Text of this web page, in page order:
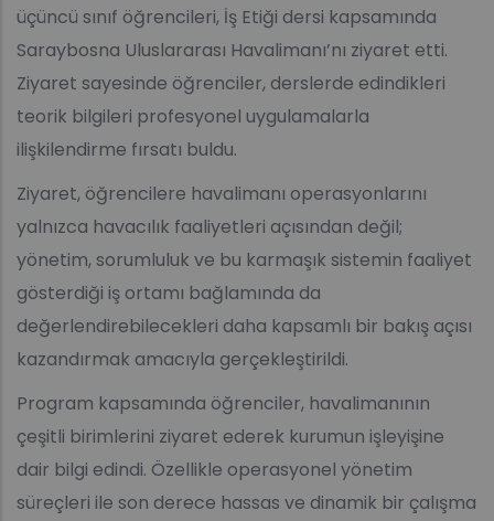
üçüncü sınıf öğrencileri, İş Etiği dersi kapsamında
Saraybosna Uluslararası Havalimanı’nı ziyaret etti.
Ziyaret sayesinde öğrenciler, derslerde edindikleri
teorik bilgileri profesyonel uygulamalarla
ilişkilendirme fırsatı buldu.
Ziyaret, öğrencilere havalimanı operasyonlarını
yalnızca havacılık faaliyetleri açısından değil;
yönetim, sorumluluk ve bu karmaşık sistemin faaliyet
gösterdiği iş ortamı bağlamında da
değerlendirebilecekleri daha kapsamlı bir bakış açısı
kazandırmak amacıyla gerçekleştirildi.
Program kapsamında öğrenciler, havalimanının
çeşitli birimlerini ziyaret ederek kurumun işleyişine
dair bilgi edindi. Özellikle operasyonel yönetim
süreçleri ile son derece hassas ve dinamik bir çalışma